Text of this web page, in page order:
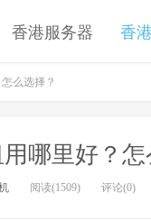
香港服务器 香
么选择？
哪里好？怎
阅读(1509) 评论(0)